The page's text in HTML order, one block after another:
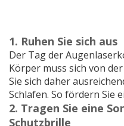
1. Ruhen Sie sich aus
Der Tag der
Körper muss sich von
Sie sich daher
Schlafen. So fördern Sie
2. Tragen Sie eine
Schutzbrille